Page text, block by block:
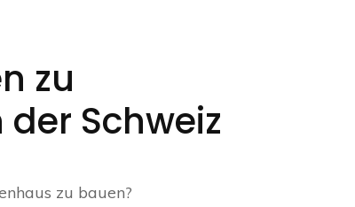
zu
Schweiz
zu bauen?